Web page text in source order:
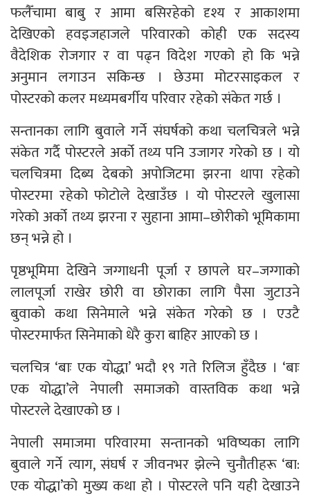
फलैँचामा बाबु र आमा बसिरहेको दृश्य र आकाशमा
देखिएको हवइजहाजले परिवारको कोही एक सदस्य
वैदेशिक रोजगार र वा पढ्न विदेश गएको हो कि भन्ने
अनुमान लगाउन सकिन्छ । छेउमा मोटरसाइकल र
पोस्टरको कलर मध्यमबर्गीय परिवार रहेको संकेत गर्छ ।
सन्तानका लागि बुवाले गर्ने संघर्षको कथा चलचित्रले भन्ने
संकेत गर्दै पोस्टरले अर्को तथ्य पनि उजागर गरेको छ । यो
चलचित्रमा दिब्य देबको अपोजिटमा झरना थापा रहेको
पोस्टरमा रहेको फोटोले देखाउँछ । यो पोस्टरले खुलासा
गरेको अर्को तथ्य झरना र सुहाना आमा–छोरीको भूमिकामा
छन् भन्ने हो ।
पृष्ठभूमिमा देखिने जग्गाधनी पूर्जा र छापले घर–जग्गाको
लालपूर्जा राखेर छोरी वा छोराका लागि पैसा जुटाउने
बुवाको कथा सिनेमाले भन्ने संकेत गरेको छ । एउटै
पोस्टरमार्फत सिनेमाको धेरै कुरा बाहिर आएको छ ।
चलचित्र ‘बाः एक योद्धा’ भदौ १९ गते रिलिज हुँदैछ । ‘बाः
एक योद्धा’ले नेपाली समाजको वास्तविक कथा भन्ने
पोस्टरले देखाएको छ ।
नेपाली समाजमा परिवारमा सन्तानको भविष्यका लागि
बुवाले गर्ने त्याग, संघर्ष र जीवनभर झेल्ने चुनौतीहरू ‘बा:
एक योद्धा’को मुख्य कथा हो । पोस्टरले पनि यही देखाउने